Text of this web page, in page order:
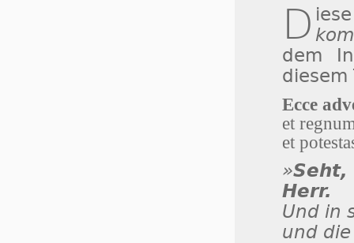
D
dem
diesem
Ecce
et
et
»
Herr.
Und in
und